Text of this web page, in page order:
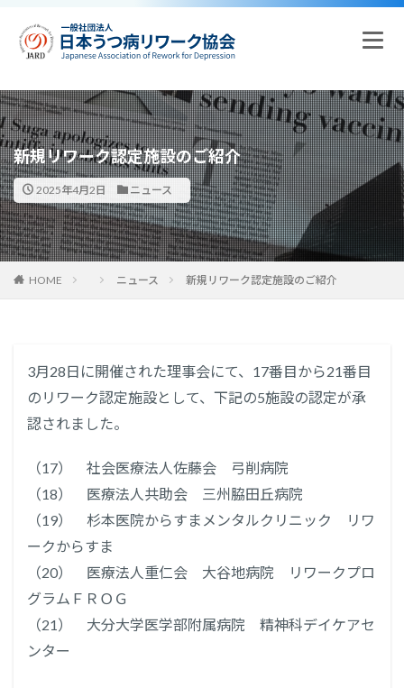
新規リワーク認定施設のご紹介
2025年4月2日 ニュース
HOME ニュース 新規リワーク認定施設のご紹介
3月28日に開催された理事会にて、17番目から21番目
のリワーク認定施設として、下記の5施設の認定が承
認されました。
（17） 社会医療法人佐藤会 弓削病院
（18） 医療法人共助会 三州脇田丘病院
（19） 杉本医院からすまメンタルクリニック リワ
ークからすま
（20） 医療法人重仁会 大谷地病院 リワークプロ
グラムＦＲＯＧ
（21） 大分大学医学部附属病院 精神科デイケアセ
ンター